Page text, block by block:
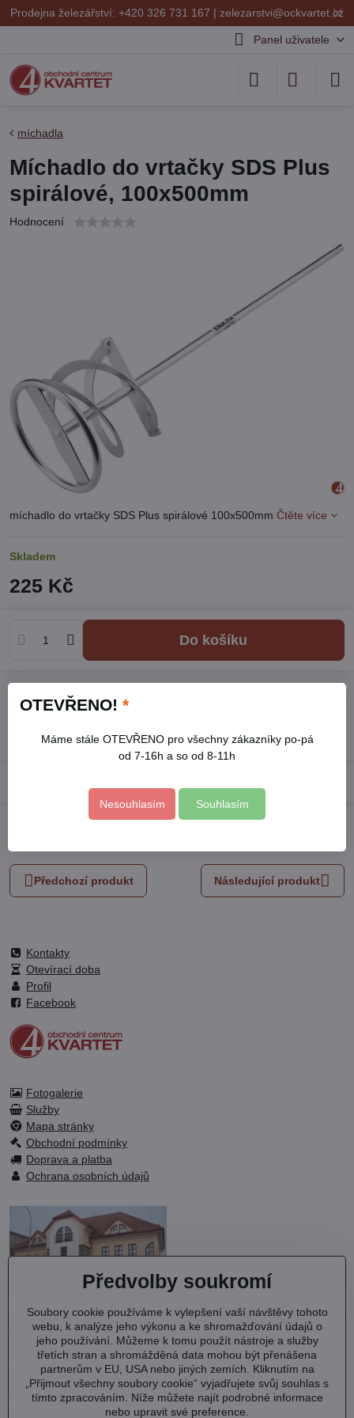
✕
Prodejna železářství: +420 326 731 167 | zelezarstvi@ockvartet.cz
Panel uživatele
míchadla
Míchadlo do vrtačky SDS Plus
spirálové, 100x500mm
Hodnocení
míchadlo do vrtačky SDS Plus spirálové 100x500mm Čtěte více
Skladem
225 Kč
Do košíku
Výrobce:EXTOL CRAFT
mail
Předchozí produkt Následující produkt
Kontakty
Otevírací doba
Profil
Facebook
Fotogalerie
Služby
Mapa stránky
Obchodní podmínky
Doprava a platba
Ochrana osobních údajů
OC KVARTET s.r.o.
Debřská 1000
293 06 Kosmonosy
IČ: 27202577
DIČ: CZ27202577
Předvolby soukromí
Soubory cookie používáme k vylepšení vaší návštěvy tohoto
webu, k analýze jeho výkonu a ke shromažďování údajů o
jeho používání. Můžeme k tomu použít nástroje a služby
třetích stran a shromážděná data mohou být přenášena
partnerům v EU, USA nebo jiných zemích. Kliknutím na
„Přijmout všechny soubory cookie“ vyjadřujete svůj souhlas s
tímto zpracováním. Níže můžete najít podrobné informace
nebo upravit své preference.
OTEVŘENO! *
Máme stále OTEVŘENO pro všechny zákazníky po-pá
od 7-16h a so od 8-11h
Nesouhlasím Souhlasím